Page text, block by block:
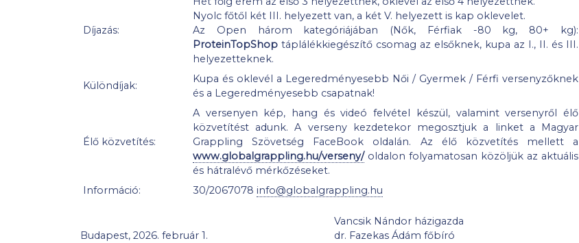
Díjazás:
Nyolc főtől két III. helyezett van, a két V. helyezett is kap oklevelet.
Az Open három kategóriájában (Nők, Férfiak -80 kg, 80+ kg):
ProteinTopShop táplálékkiegészítő csomag az elsőknek, kupa az I., II. és III.
helyezetteknek.
Különdíjak:
Kupa és oklevél a Legeredményesebb Női / Gyermek / Férfi versenyzőknek
és a Legeredményesebb csapatnak!
Élő közvetítés:
A versenyen kép, hang és videó felvétel készül, valamint versenyről élő
közvetítést adunk. A verseny kezdetekor megosztjuk a linket a Magyar
Grappling Szövetség FaceBook oldalán. Az élő közvetítés mellett a
www.globalgrappling.hu/verseny/oldalon folyamatosan közöljük az aktuális
és hátralévő mérkőzéseket.
Információ:
30/2067078 info@globalgrappling.hu
Budapest, 2026. február 1.
Vancsik Nándor házigazda
dr. Fazekas Ádám főbíró